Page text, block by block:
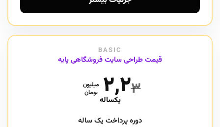
BASIC
قیمت طراحی سایت فروشگاهی پایه
میلیون
تومان
۲,۲۳
یکساله
دوره پرداخت یک ساله